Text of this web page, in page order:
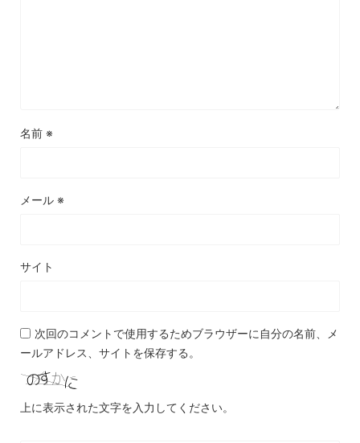
名前 ※
メール ※
サイト
次回のコメントで使用するためブラウザーに自分の名前、メ
ールアドレス、サイトを保存する。
上に表示された文字を入力してください。